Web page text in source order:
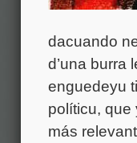
dacuando
d’una burra
enguedeyu
políticu, que
más